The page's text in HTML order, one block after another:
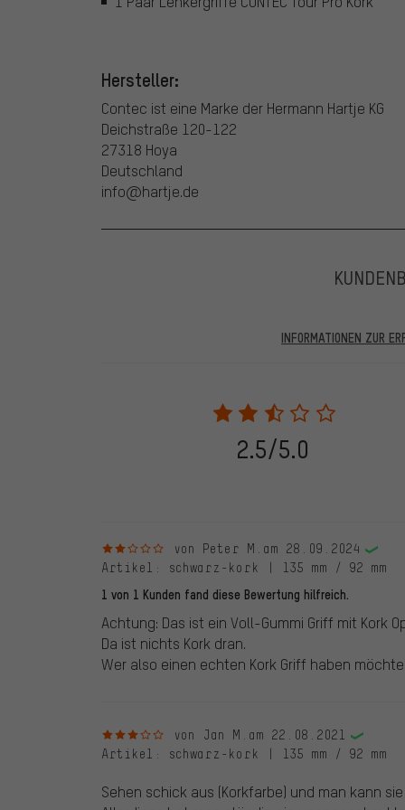
Hersteller:
Contec ist eine Marke der Hermann Hartje KG
Deichstraße 120-122
27318 Hoya
Deutschland
info@hartje.de
INFORMATIONEN ZUR
28.05.2022 werden nur Bewertungen veröffentlicht,
eine Bestellnummer angegeben wird. Wir schalten
frei. Alle verifizierten Bewertungen sind mit einem
dem 28.05.2022 und ab dem 28.05.2022. Vor dem
die bewertete Ware nicht bei uns gekauft haben.
veröffentlichen alle ordnungsgemäß abgegebenen
2.5/5.0
2 von 5 Sternenvon Peter M. am 28.09.2024
Artikel : schwarz-kork | 135 mm / 92 mm
1 von 1 Kunden fand diese Bewertung hilfreich.
Achtung: Das ist ein Voll-Gummi Griff mit Kork
Da ist nichts Kork dran.
Wer also einen echten Kork Griff haben
3 von 5 Sternenvon Jan M. am 22.08.2021
Artikel : schwarz-kork | 135 mm / 92 mm
Sehen schick aus (Korkfarbe) und man kann